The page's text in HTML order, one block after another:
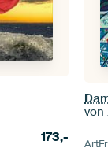
173,-
von